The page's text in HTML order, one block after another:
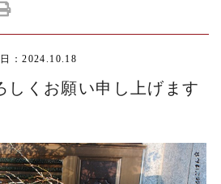
：2024.10.18
しくお願い申し上げます